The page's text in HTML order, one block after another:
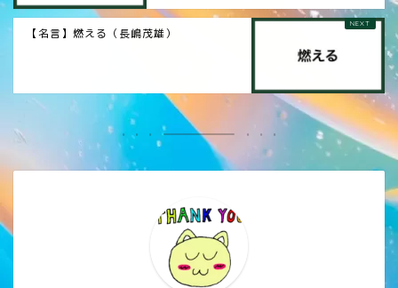
【名言】燃える（長嶋茂雄）